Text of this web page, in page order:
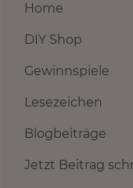
Home
DIY Shop
Gewinnspiele
Lesezeichen
Blogbeiträge
Jetzt Beitrag